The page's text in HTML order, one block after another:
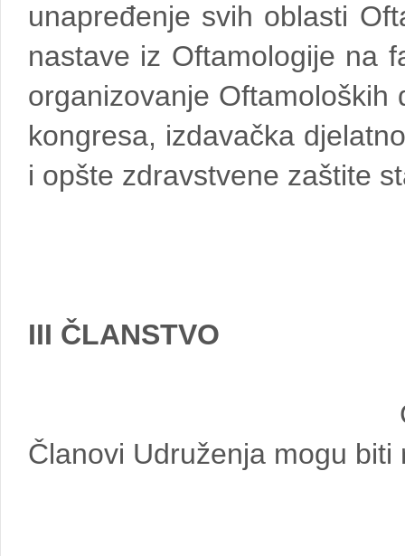
unapređenje svih oblasti
nastave iz Oftamologije na
organizovanje Oftamoloških
kongresa, izdavačka
i opšte zdravstvene zaštite
III ČLANSTVO
Članovi Udruženja mogu biti